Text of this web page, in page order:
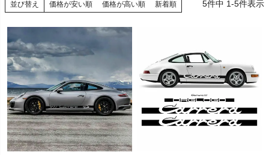
並び替え 価格が安い順 価格が高い順 新着順 5件中 1-5件表示